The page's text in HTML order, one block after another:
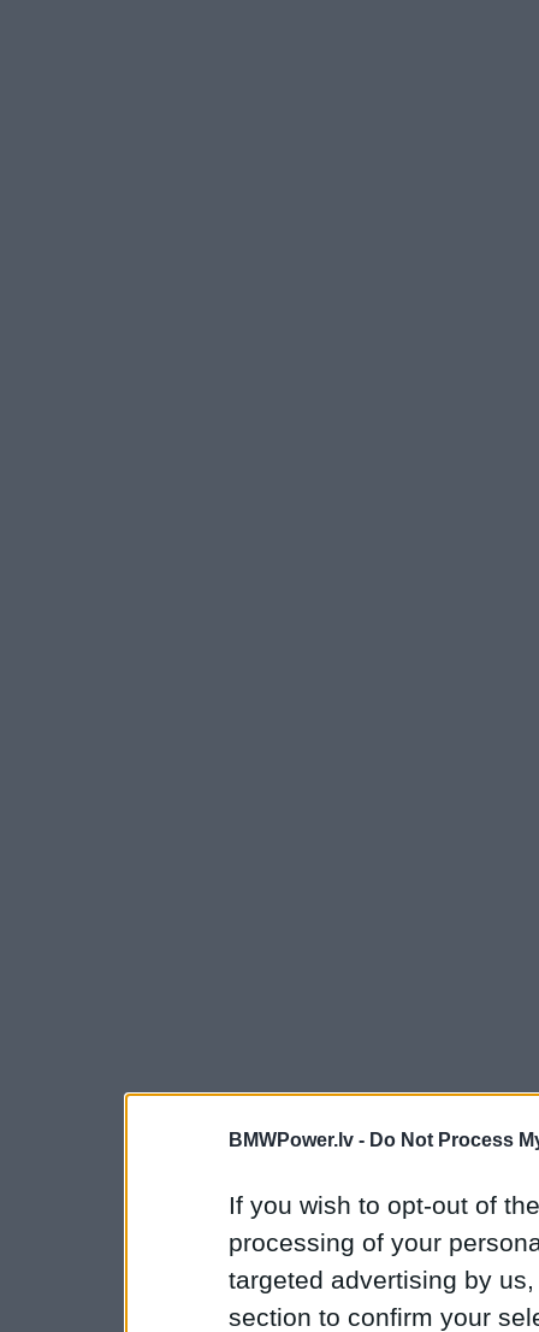
BMWPower.lv - Do Not Process
If you wish to opt-out of
processing of your
targeted advertising by
section to confirm your